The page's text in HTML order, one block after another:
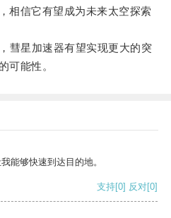
相信它有望成为未来太空探索
星加速器有望实现更大的突
可能性。
能够快速到达目的地。
支持[0] 反对[0]